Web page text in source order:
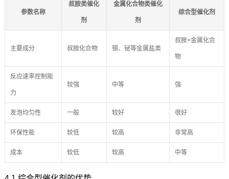
参数名称
叔胺类催化
剂
金属化合物类催化
剂
综合型催化剂
主要成分 叔胺化合物 锡、铋等金属盐类
叔胺+金属化合
物
反应速率控制能
力
较强 中等 强
发泡均匀性 一般 较好 很好
环保性能 较低 较高 非常高
成本 较低 较高 中等